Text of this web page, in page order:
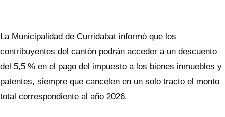
La Municipalidad de Curridabat informó que los
contribuyentes del cantón podrán acceder a un descuento
del 5,5 % en el pago del impuesto a los bienes inmuebles y
patentes, siempre que cancelen en un solo tracto el monto
total correspondiente al año 2026.